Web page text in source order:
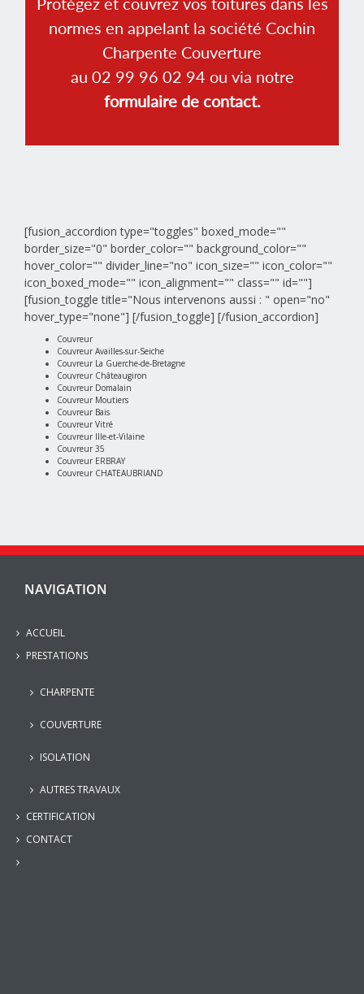
normes en appelant la société Cochin
Charpente Couverture
au 02 99 96 02 94 ou via notre
formulaire de contact.
[fusion_accordion type="toggles" boxed_mode=""
border_size="0" border_color="" background_color=""
hover_color="" divider_line="no" icon_size="" icon_color=""
icon_boxed_mode="" icon_alignment="" class="" id=""]
[fusion_toggle title="Nous intervenons aussi : " open="no"
hover_type="none"]
Couvreur
Couvreur Availles-sur-Seiche
Couvreur La Guerche-de-Bretagne
Couvreur Châteaugiron
Couvreur Domalain
Couvreur Moutiers
Couvreur Bais
Couvreur Vitré
Couvreur Ille-et-Vilaine
Couvreur 35
Couvreur ERBRAY
Couvreur CHATEAUBRIAND
[/fusion_toggle] [/fusion_accordion]
NAVIGATION
ACCUEIL
PRESTATIONS
CHARPENTE
COUVERTURE
ISOLATION
AUTRES TRAVAUX
CERTIFICATION
CONTACT